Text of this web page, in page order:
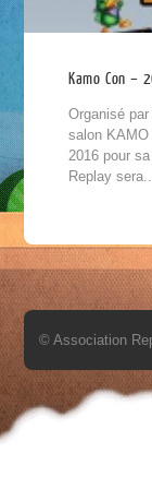
Kamo Con –
Organisé
salon KAMO
2016 pour
Replay
© Association